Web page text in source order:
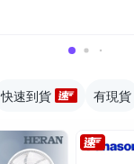
快速到貨 有現貨